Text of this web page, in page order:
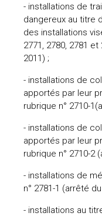
- installations de
dangereux au titre
des installations
2771, 2780, 2781
2011) ;
- installations de
apportés par leur
rubrique n° 2710-
- installations de
apportés par leur
rubrique n° 2710-2
- installations de
n° 2781-1 (arrêté
- installations au